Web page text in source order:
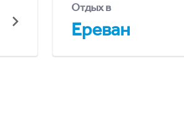
Отдых в
Ереван